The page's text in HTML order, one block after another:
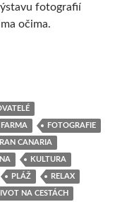
fotografií
očima.
ostrovy
FARMA FOTOGRAFIE
CANARIA
KULTURA
PLÁŽ RELAX
NA CESTÁCH